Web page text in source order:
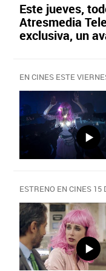
Este jueves,
Atresmedia
exclusiva, un
EN CINES ESTE
ESTRENO EN CINES 15